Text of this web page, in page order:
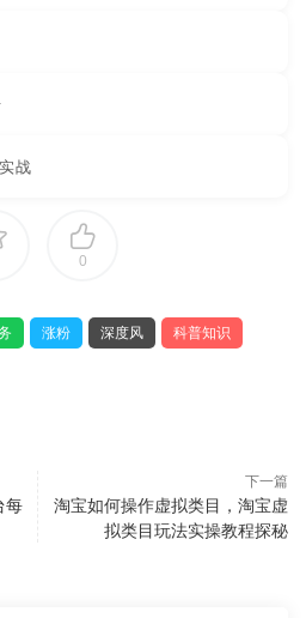
战
0
涨粉 深度风
科普知识
每
下一篇
淘宝如何操作虚拟类目，淘宝虚
拟类目玩法实操教程探秘